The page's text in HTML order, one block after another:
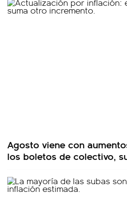
Agosto viene con
los boletos de colectivo,